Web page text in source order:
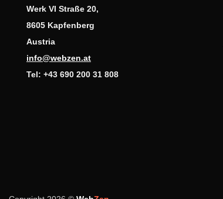
Werk VI Straße 20,
8605 Kapfenberg
Austria
info@webzen.at
Tel: +43 690 200 31 808